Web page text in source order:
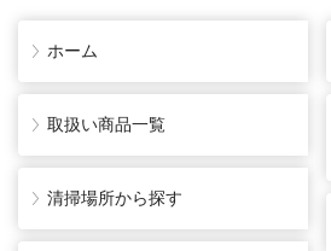
ホーム
取扱い商品一覧
清掃場所から探す